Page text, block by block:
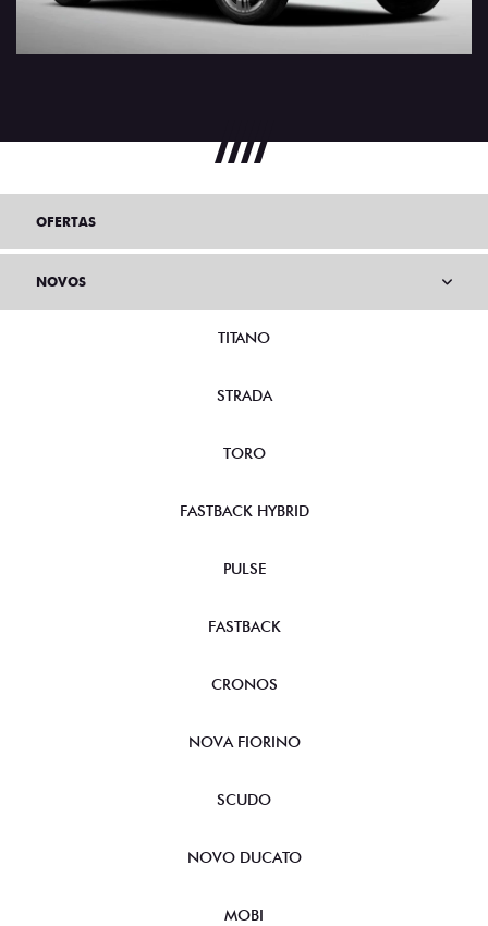
OFERTAS
NOVOS
TITANO
STRADA
TORO
FASTBACK HYBRID
PULSE
FASTBACK
CRONOS
NOVA FIORINO
SCUDO
NOVO DUCATO
MOBI